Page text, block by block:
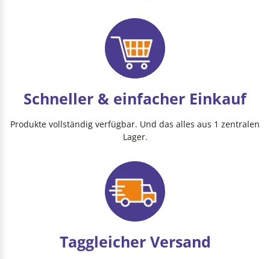
Schneller & einfacher Einkauf
Produkte vollständig verfügbar. Und das alles aus 1 zentralen
Lager.
Taggleicher Versand